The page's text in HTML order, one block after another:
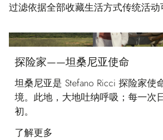
过滤依据全部收藏生活方式传统活动
探险家——坦桑尼亚使命
坦桑尼亚是 Stefano Ricci 探险家使
境。此地，大地吐纳呼吸；每一次
初。
了解更多